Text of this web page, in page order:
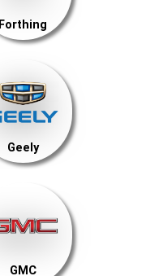
Forthing
Geely
GMC